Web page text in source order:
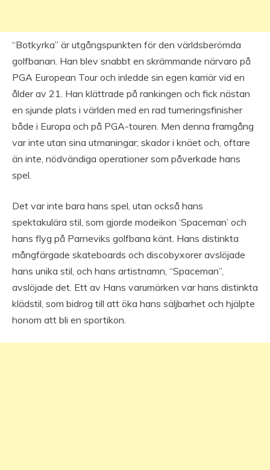
“Botkyrka” är utgångspunkten för den världsberömda
golfbanan. Han blev snabbt en skrämmande närvaro på
PGA European Tour och inledde sin egen karriär vid en
ålder av 21. Han klättrade på rankingen och fick nästan
en sjunde plats i världen med en rad turneringsfinisher
både i Europa och på PGA-touren. Men denna framgång
var inte utan sina utmaningar; skador i knäet och, oftare
än inte, nödvändiga operationer som påverkade hans
spel.
Det var inte bara hans spel, utan också hans
spektakulära stil, som gjorde modeikon ‘Spaceman’ och
hans flyg på Parneviks golfbana känt. Hans distinkta
mångfärgade skateboards och discobyxorer avslöjade
hans unika stil, och hans artistnamn, “Spaceman”,
avslöjade det. Ett av Hans varumärken var hans distinkta
klädstil, som bidrog till att öka hans säljbarhet och hjälpte
honom att bli en sportikon.